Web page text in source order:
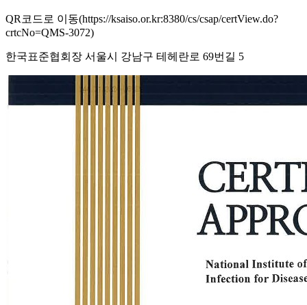
QR코드로 이동(https://ksaiso.or.kr:8380/cs/csap/certView.do?
crtcNo=QMS-3072)
한국표준협회장 서울시 강남구 테헤란로 69번길 5